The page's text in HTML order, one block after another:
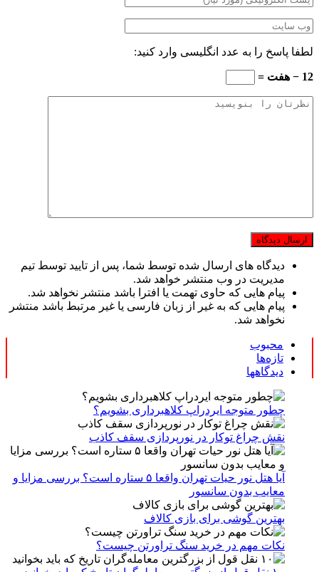
لطفا پاسخ را به عدد انگلیسی وارد کنید:
12 − هفت =
دیدگاه های ارسال شده توسط شما، پس از تایید توسط تیم
مدیریت در وب منتشر خواهد شد.
پیام هایی که حاوی تهمت یا افترا باشد منتشر نخواهد شد.
پیام هایی که به غیر از زبان فارسی یا غیر مرتبط باشد منتشر
نخواهد شد.
محبوب
تازه‌ها
دیدگاهها
چطور متوجه ایردراپ کلاهبرداری بشویم؟
نقش چراغ توکار در نورپردازی سقف کاذب
آیا هتل نور حیات تهران واقعا ۵ ستاره است؟ بررسی مزایا و
معایب بدون سانسور
بهترین گوشی برای بازی کالاف
نکات مهم در خرید سنگ تراورتن چیست؟